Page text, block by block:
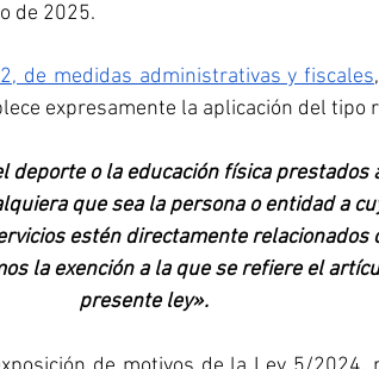
de 2025.
de medidas administrativas y fiscales
expresamente la aplicación del tipo
deporte o la educación física prestados
que sea la persona o entidad a
estén directamente relacionados
la exención a la que se refiere el
presente ley».